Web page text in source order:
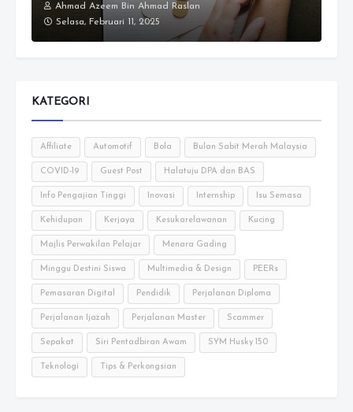
Ahmad Azeem Bin Ahmad Raslan
Selasa, Februari 11, 2025
KATEGORI
Affiliate Automotif Bola Bulan Sabit Merah Malaysia
COVID-19 Guest Post Halatuju DPA dan BAS
Info Pengajian Tinggi Inovasi Internship Isu Semasa
Kehidupan Kerjaya Kesukarelawanan Kucing
Majlis Perwakilan Pelajar Menara Gading
Minggu Destini Siswa Multimedia & Design PEERs
Pemasaran Digital Pendidik Perjalanan Diploma
Perjalanan Ijazah Perjalanan Master Scammer
Sepakat Siri Pentadbiran Awam SYM Husky 150
Teknologi Tips & Perkongsian